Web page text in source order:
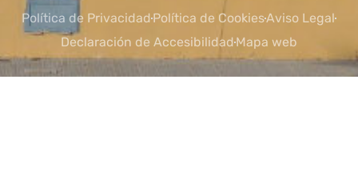
Política de Privacidad Política de CookiesAviso Legal
Declaración de Accesibilidad Mapa web